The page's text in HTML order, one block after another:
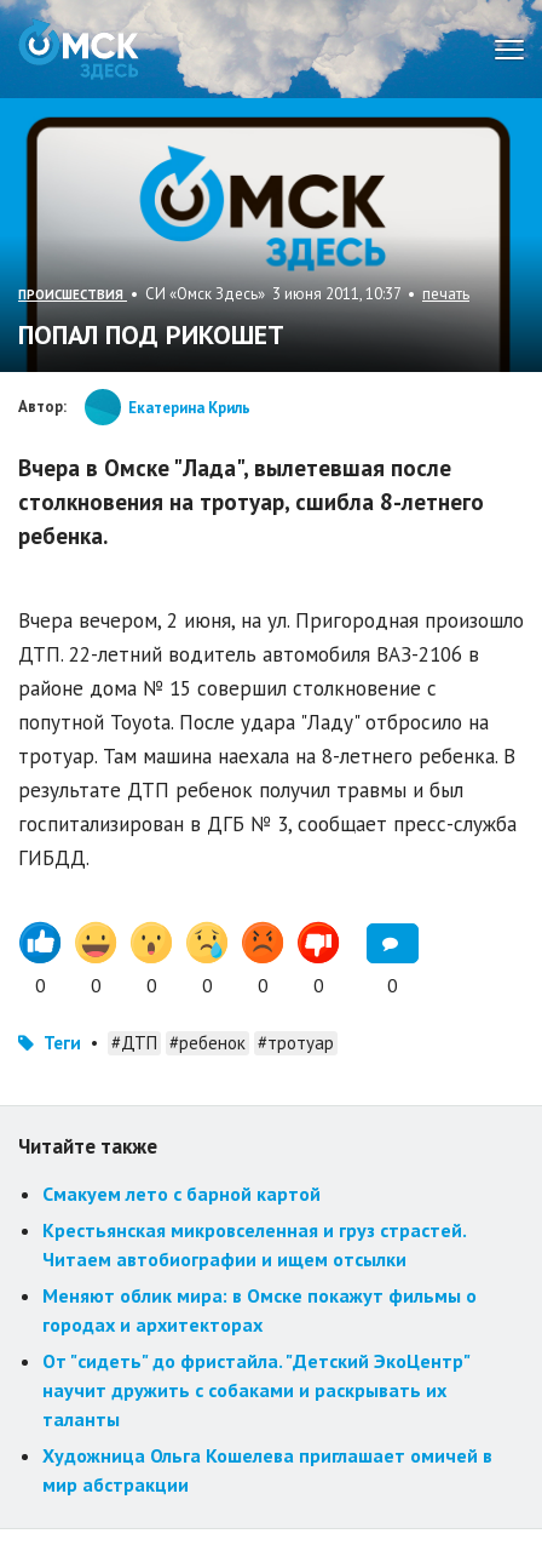
ПРОИСШЕСТВИЯ • СИ «Омск Здесь» 3 июня 2011, 10:37 • печать
ПОПАЛ ПОД РИКОШЕТ
Автор: Екатерина Криль
Вчера в Омске "Лада", вылетевшая после
столкновения на тротуар, сшибла 8-летнего
ребенка.
Вчера вечером, 2 июня, на ул. Пригородная произошло
ДТП. 22-летний водитель автомобиля ВАЗ-2106 в
районе дома № 15 совершил столкновение с
попутной Toyota. После удара "Ладу" отбросило на
тротуар. Там машина наехала на 8-летнего ребенка. В
результате ДТП ребенок получил травмы и был
госпитализирован в ДГБ № 3, сообщает пресс-служба
ГИБДД.
0 0 0 0 0 0 0
Теги • #ДТП #ребенок #тротуар
Читайте также
Смакуем лето с барной картой
Крестьянская микровселенная и груз страстей.
Читаем автобиографии и ищем отсылки
Меняют облик мира: в Омске покажут фильмы о
городах и архитекторах
От "сидеть" до фристайла. "Детский ЭкоЦентр"
научит дружить с собаками и раскрывать их
таланты
Художница Ольга Кошелева приглашает омичей в
мир абстракции